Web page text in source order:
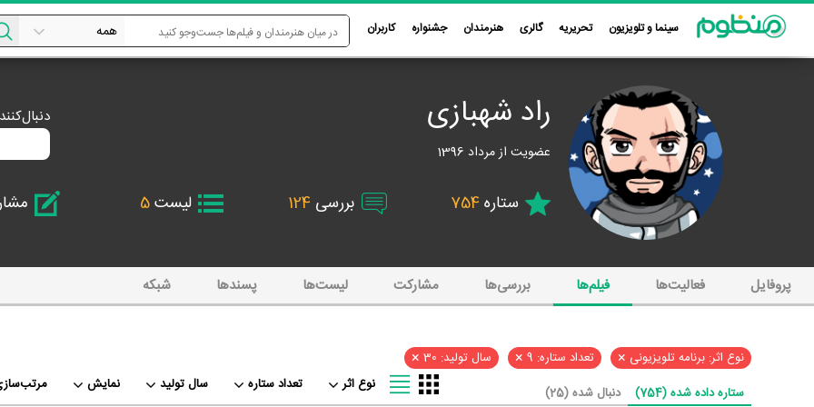
سینما و تلویزیون تحریریه گالری هنرمندان جشنواره کاربران
راد شهبازی
عضویت از مرداد 1396
ستاره 754 بررسی 124 لیست5
پروفایل فعالیت‌ها فیلم‌ها بررسی‌ها مشارکت لیست‌ها پسند‌ها شبکه
نوع اثر: برنامه تلویزیونی × تعداد ستاره: 9 × سال تولید: 30 ×
ستاره داده شده (754) دنبال شده (25) نمایش سال تولید تعداد ستاره نوع اثر